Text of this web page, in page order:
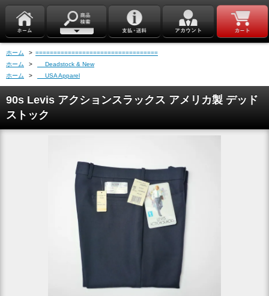
ホーム > ==================================
ホーム
>
Deadstock & New
ホーム
> USA Apparel
90s Levis アクションスラックス アメリカ製 デッド
ストック